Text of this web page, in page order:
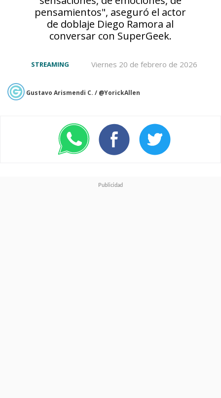
comoElizabethyShiori Izaw
Piyoko, sumándose ahora
Mitsuaki Kanukacom
o Morio
Keisuke.
Teniendo aViza cargo de la
distribución global, se confirmó
de primavera de 2026 (abril a
pensamientos", aseguró el actor
de doblaje Diego Ramora al
conversar con SuperGeek.
Viernes 20 de febrero de 2026
STREAMING
Gustavo Arismendi C. / @YorickAllen